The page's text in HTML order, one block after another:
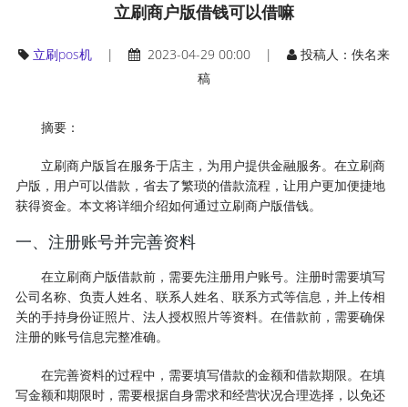
立刷商户版借钱可以借嘛
立刷pos机| 2023-04-29 00:00 |
投稿人：佚名来
稿
摘要：
立刷商户版旨在服务于店主，为用户提供金融服务。在立刷商
户版，用户可以借款，省去了繁琐的借款流程，让用户更加便捷地
获得资金。本文将详细介绍如何通过立刷商户版借钱。
一、注册账号并完善资料
在立刷商户版借款前，需要先注册用户账号。注册时需要填写
公司名称、负责人姓名、联系人姓名、联系方式等信息，并上传相
关的手持身份证照片、法人授权照片等资料。在借款前，需要确保
注册的账号信息完整准确。
在完善资料的过程中，需要填写借款的金额和借款期限。在填
写金额和期限时，需要根据自身需求和经营状况合理选择，以免还